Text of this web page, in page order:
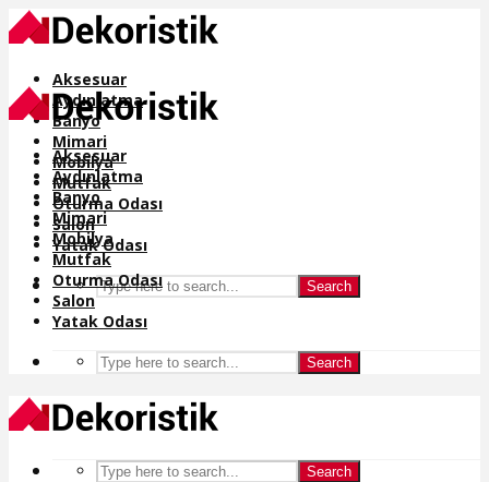
Aksesuar
Aydınlatma
Banyo
Mimari
Mobilya
Mutfak
Oturma Odası
Salon
Yatak Odası
Search
Aksesuar
Aydınlatma
Banyo
Mimari
Mobilya
Mutfak
Oturma Odası
Salon
Yatak Odası
Search
Search